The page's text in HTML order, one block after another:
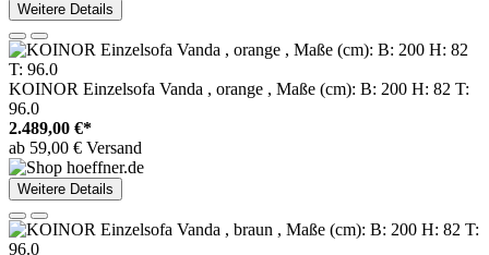
Weitere Details
KOINOR Einzelsofa Vanda , orange , Maße (cm): B: 200 H: 82 T:
96.0
2.489,00 €*
ab 59,00 € Versand
Weitere Details